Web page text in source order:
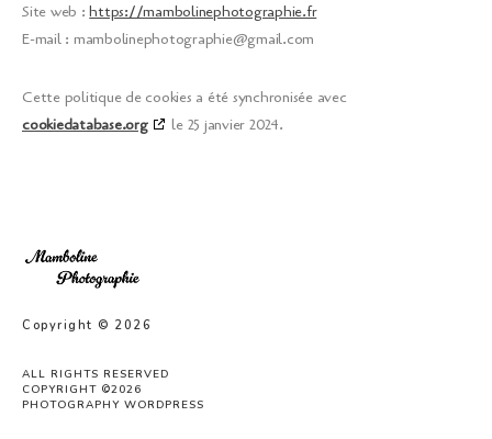
Site web :https://mambolinephotographie.fr
E-mail : mambolinephotographie@gmail.com
Cette politique de cookies a été synchronisée avec
cookiedatabase.org
le 25 janvier 2024.
Copyright © 2026
ALL RIGHTS RESERVED
COPYRIGHT ©2026
PHOTOGRAPHY WORDPRESS